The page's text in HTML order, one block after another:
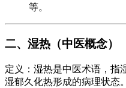
等。
二、湿热（中医概念）
定义：湿热是中医术语，指
湿郁久化热形成的病理状态。